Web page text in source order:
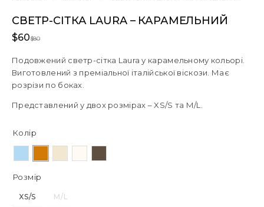
СВЕТР-СІТКА LAURA – КАРАМЕЛЬНИЙ
$80
$60
Подовжений светр-сітка Laura у карамельному кольорі.
Виготовлений з преміальної італійської віскози. Має
розрізи по боках.
Представлений у двох розмірах – XS/S та М/L.
Колір
Розмір
XS/S M/L